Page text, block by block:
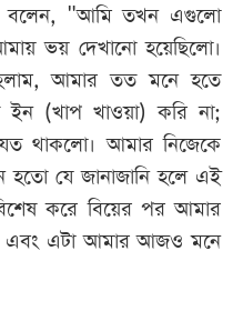
বলেন, "আমি তখন এগুলো
ভয় দেখানো হয়েছিলো।
আমার তত মনে হতে
(খাপ খাওয়া) করি না;
থাকলো। আমার নিজেকে
যে জানাজানি হলে এই
করে বিয়ের পর আমার
এবং এটা আমার আজও মনে